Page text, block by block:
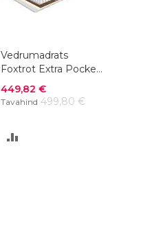
Vedrumadrats
Foxtrot Extra Pocket
160 x 200 cm
Soodushind
449,82 €
Tavahind 499,80 €